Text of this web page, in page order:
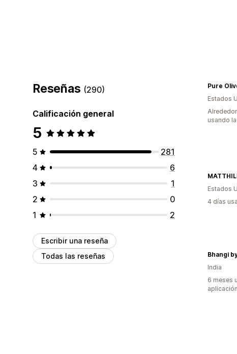
Reseñas (290)
Calificación general
5
5
281
4
6
3
1
2
0
1
2
Escribir una reseña
Todas las reseñas
Pure
Estados
usando
Estados
4 días
Bhangi
India
6 meses
aplicación